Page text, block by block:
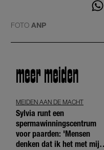
FOTO ANP
meer meiden
MEIDEN AAN DE MACHT
Sylvia runt een
spermawinningscentrum
voor paarden: 'Mensen
denken dat ik het met mijn